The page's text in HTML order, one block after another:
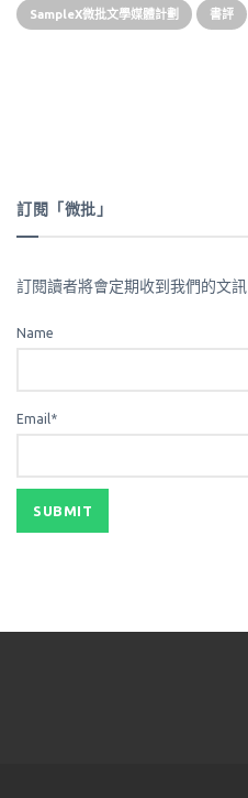
SampleX微批文學媒體計劃 書評
訂閱「微批」
訂閱讀者將會定期收到我們的文訊
Name
Email*